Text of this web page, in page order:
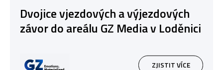
Dvojice vjezdových a výjezdových
závor do areálu GZ Media v Loděnici
ZJISTIT VÍCE